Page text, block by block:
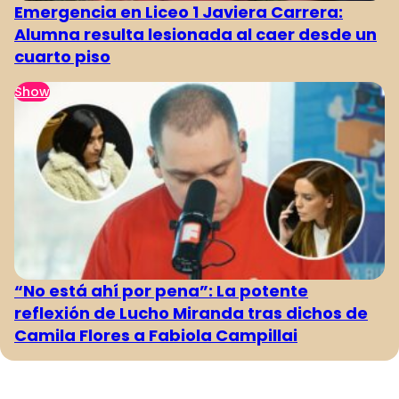
Emergencia en Liceo 1 Javiera Carrera:
Alumna resulta lesionada al caer desde un
cuarto piso
Show
“No está ahí por pena”: La potente
reflexión de Lucho Miranda tras dichos de
Camila Flores a Fabiola Campillai